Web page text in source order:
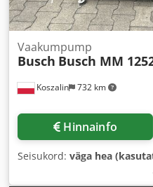
Koszalin 732 km
Vaakumpump
Busch Busch MM
Hinnainfo
Seisukord: väga hea